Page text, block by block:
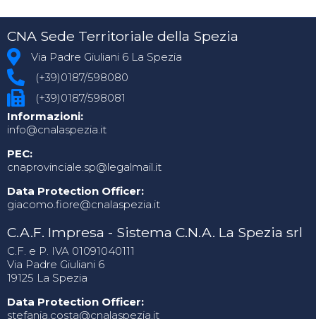
CNA Sede Territoriale della Spezia
Via Padre Giuliani 6 La Spezia
(+39)0187/598080
(+39)0187/598081
Informazioni:
info@cnalaspezia.it
PEC:
cnaprovinciale.sp@legalmail.it
Data Protection Officer:
giacomo.fiore@cnalaspezia.it
C.A.F. Impresa - Sistema C.N.A. La Spezia srl
C.F. e P. IVA 01091040111
Via Padre Giuliani 6
19125 La Spezia
Data Protection Officer:
stefania.costa@cnalaspezia.it